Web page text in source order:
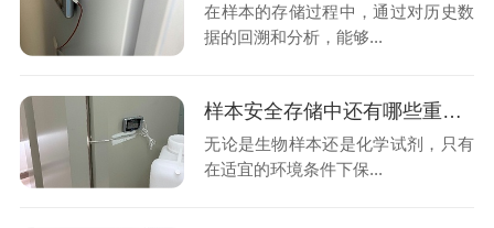
在样本的存储过程中，通过对历史数
据的回溯和分析，能够...
样本安全存储中还有哪些重要因素需要考虑?如何设置样本安全?26.7.24
无论是生物样本还是化学试剂，只有
在适宜的环境条件下保...